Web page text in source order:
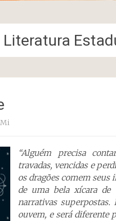
Literatura
Mi
“Alguém precisa
travadas, vencidas e
os dragões comem seus
de uma bela xícara de
narrativas superpostas.
ouvem, e será diferente